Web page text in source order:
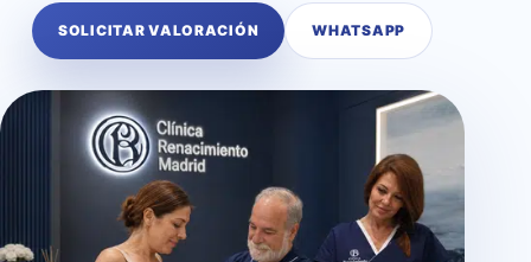
SOLICITAR VALORACIÓN WHATSAPP